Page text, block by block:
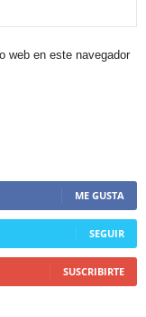
web en este navegador
ME GUSTA
SEGUIR
SUSCRIBIRTE